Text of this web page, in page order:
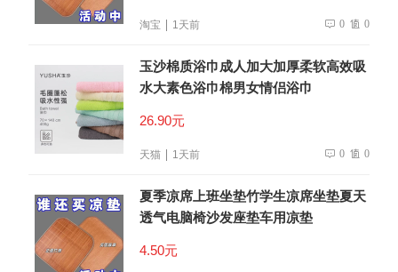
淘宝 1天前 0 0
玉沙棉质浴巾成人加大加厚柔软高效吸
水大素色浴巾棉男女情侣浴巾
26.90元
天猫 1天前 0 0
夏季凉席上班坐垫竹学生凉席坐垫夏天
透气电脑椅沙发座垫车用凉垫
4.50元